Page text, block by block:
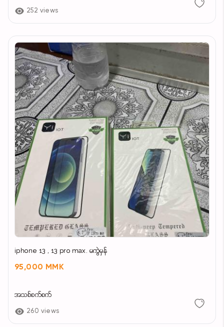
252 views
iphone 13 , 13 pro max. မကွဲမှန်
95,000 MMK
အသစ်စက်စက်
260 views